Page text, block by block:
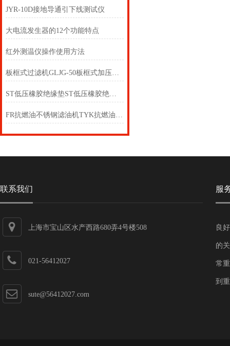
JYR-10D接地导通引下线测试仪
大电流发生器的12个功能特点
红外测温仪操作使用方法
板框式过滤机GLJG-50板框式加压滤油机板框式加压滤油机
ST低压橡胶绝缘垫ST低压橡胶绝缘地毯ST橡胶地毯
FR抗燃油不锈钢滤油机TYK抗燃油聚结分离不锈钢滤油机
联系我们
上海市宝山区水产西路680弄4号楼508
021-56412027
sute@56412027.com
服
良
的
常
到